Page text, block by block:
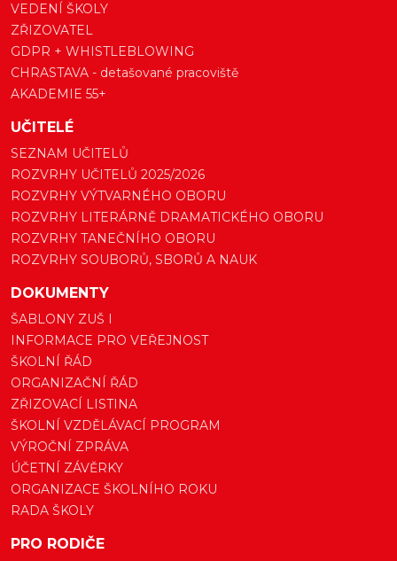
VEDENÍ ŠKOLY
ZŘIZOVATEL
GDPR + WHISTLEBLOWING
CHRASTAVA - detašované pracoviště
AKADEMIE 55+
UČITELÉ
SEZNAM UČITELŮ
ROZVRHY UČITELŮ 2025/2026
ROZVRHY VÝTVARNÉHO OBORU
ROZVRHY LITERÁRNĚ DRAMATICKÉHO OBORU
ROZVRHY TANEČNÍHO OBORU
ROZVRHY SOUBORŮ, SBORŮ A NAUK
DOKUMENTY
ŠABLONY ZUŠ I
INFORMACE PRO VEŘEJNOST
ŠKOLNÍ ŘÁD
ORGANIZAČNÍ ŘÁD
ZŘIZOVACÍ LISTINA
ŠKOLNÍ VZDĚLÁVACÍ PROGRAM
VÝROČNÍ ZPRÁVA
ÚČETNÍ ZÁVĚRKY
ORGANIZACE ŠKOLNÍHO ROKU
RADA ŠKOLY
PRO RODIČE